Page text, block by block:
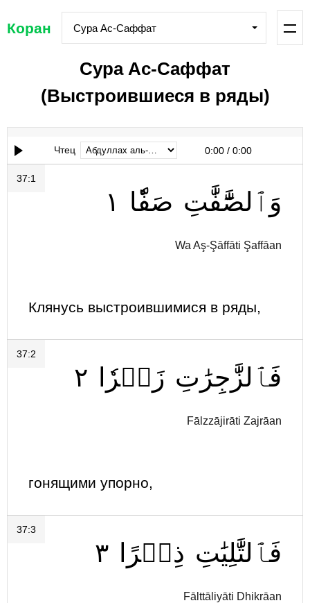
Коран Сура Ас-Саффат
Сура Ас-Саффат
(Выстроившиеся в ряды)
Чтец 0:00 / 0:00
37:1
وَٱلصَّٰٓفَّٰتِ صَفّٗا ١
Wa Aş-Şāffāti Şaffāan
Клянусь выстроившимися в ряды,
37:2
فَٱلزَّٰجِرَٰتِ زَجۡرٗا ٢
Fālzzājirāti Zajrāan
гонящими упорно,
37:3
فَٱلتَّٰلِيَٰتِ ذِكۡرًا ٣
Fālttāliyāti Dhikrāan